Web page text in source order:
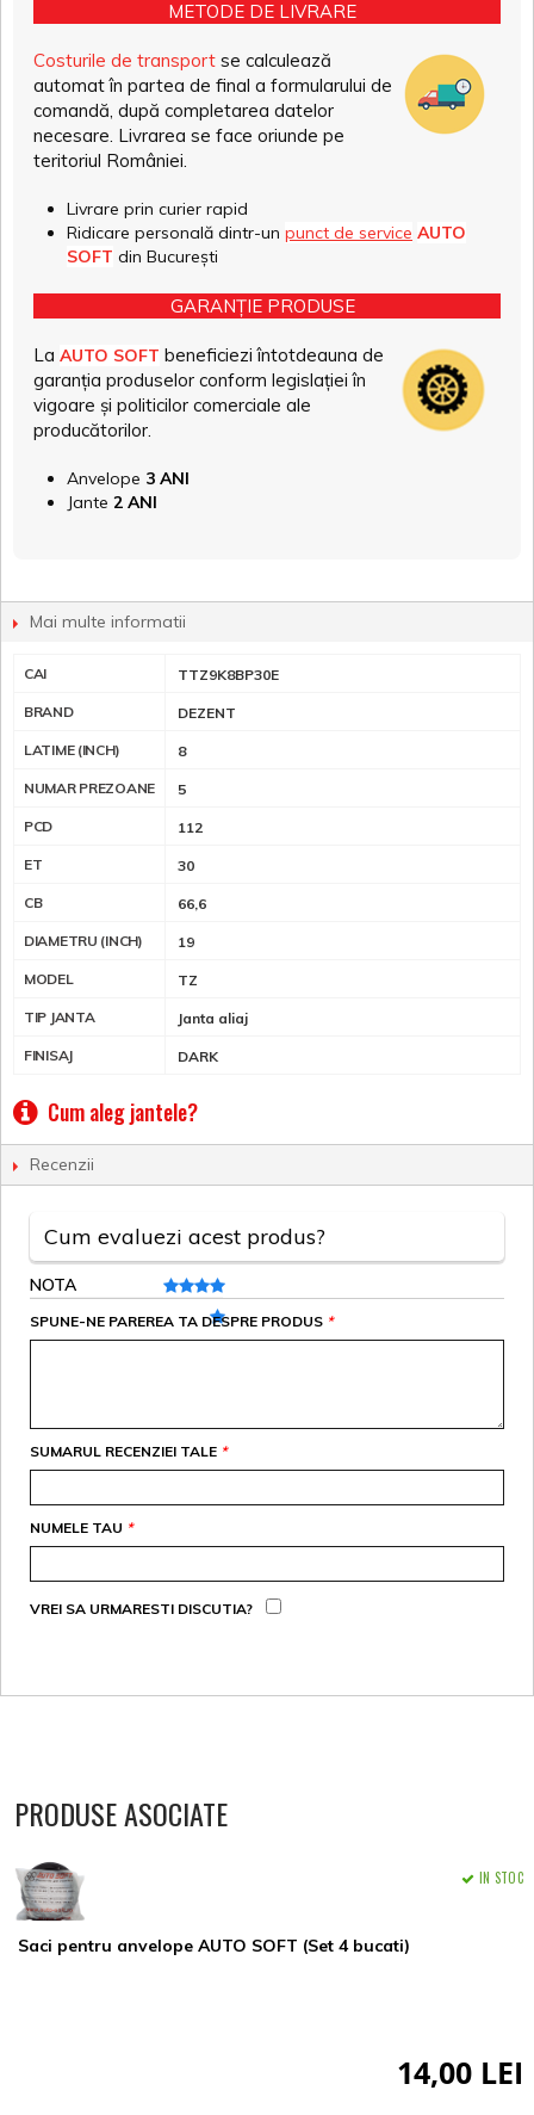
METODE DE LIVRARE
Costurile de transport se calculează
automat în partea de final a formularului de
comandă, după completarea datelor
necesare. Livrarea se face oriunde pe
teritoriul României.
Livrare prin curier rapid
Ridicare personală dintr-un punct de service AUTO
SOFT din București
GARANȚIE PRODUSE
La AUTO SOFT beneficiezi întotdeauna de
garanția produselor conform legislației în
vigoare și politicilor comerciale ale
producătorilor.
Anvelope 3 ANI
Jante 2 ANI
Mai multe informatii
CAI TTZ9K8BP30E
BRAND DEZENT
LATIME (INCH) 8
NUMAR PREZOANE 5
PCD 112
ET 30
CB 66,6
DIAMETRU (INCH) 19
MODEL TZ
TIP JANTA Janta aliaj
FINISAJ DARK
Cum aleg jantele?
Recenzii
Cum evaluezi acest produs?
NOTA
*
SPUNE-NE PAREREA TA DESPRE PRODUS
*
SUMARUL RECENZIEI TALE
*
NUMELE TAU
VREI SA URMARESTI DISCUTIA?
PRODUSE ASOCIATE
Saci pentru anvelope AUTO SOFT (Set 4 bucati)
IN STOC
14,00 LEI